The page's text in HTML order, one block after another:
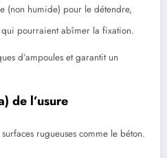
(non humide) pour le détendre,
qui pourraient abîmer la fixation.
d’ampoules et garantit un
de l’usure
surfaces rugueuses comme le béton.